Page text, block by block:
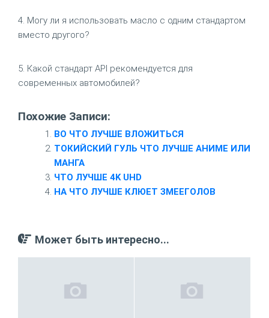
4. Могу ли я использовать масло с одним стандартом
вместо другого?
5. Какой стандарт API рекомендуется для
современных автомобилей?
Похожие Записи:
ВО ЧТО ЛУЧШЕ ВЛОЖИТЬСЯ
ТОКИЙСКИЙ ГУЛЬ ЧТО ЛУЧШЕ АНИМЕ ИЛИ
МАНГА
ЧТО ЛУЧШЕ 4K UHD
НА ЧТО ЛУЧШЕ КЛЮЕТ ЗМЕЕГОЛОВ
Может быть интересно...